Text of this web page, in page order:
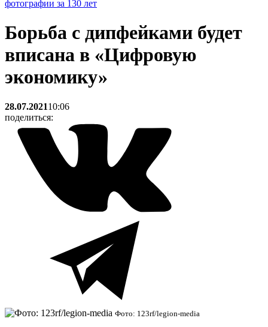
Борьба с дипфейками будет
вписана в «Цифровую
экономику»
28.07.202110:06
поделиться:
Фото: 123rf/legion-media